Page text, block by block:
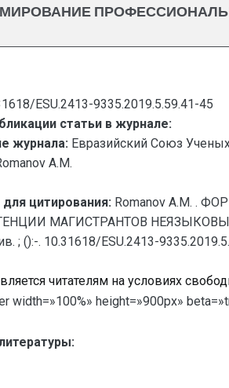
ESU.2413-9335.2019.5.59.41-45
статьи в журнале:
журнала: Евразийский Союз
A.M.
цитирования: Romanov A.M. .
МАГИСТРАНТОВ НЕЯЗЫКОВЫХ
; ():-. 10.31618/ESU.2413-
читателям на условиях
width=»100%» height=»900px»